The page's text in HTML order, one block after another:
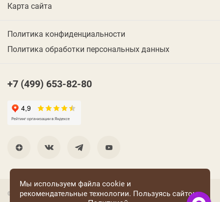
Карта сайта
Политика конфиденциальности
Политика обработки персональных данных
+7 (499) 653-82-80
© 2001 Группа компаний «Конфаэль»
Мы используем файла cookie и
рекомендательные технологии. Пользуясь сайтом